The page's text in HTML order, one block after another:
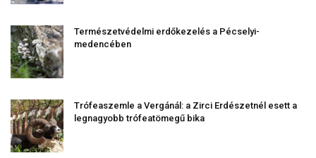
Természetvédelmi erdőkezelés a Pécselyi-
medencében
Trófeaszemle a Vergánál: a Zirci Erdészetnél esett a
legnagyobb trófeatömegű bika